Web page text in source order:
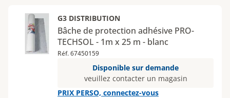
G3 DISTRIBUTION
Bâche de protection adhésive PRO-
TECHSOL - 1m x 25 m - blanc
Réf. 67450159
Disponible sur demande
veuillez contacter un magasin
PRIX PERSO, connectez-vous